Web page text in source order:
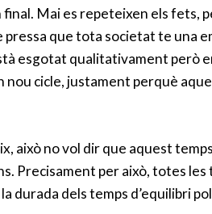
final. Mai es repeteixen els fets,
pressa que tota societat te una
esgotat qualitativament però
nou cicle, justament perquè
això no vol dir que aquest
Precisament per això, totes les
durada dels temps d’equilibri